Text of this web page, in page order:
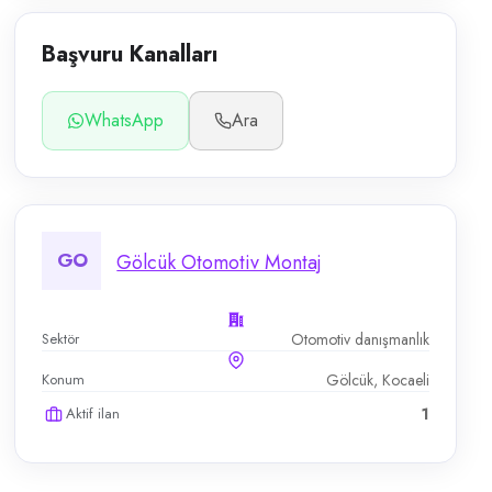
Başvuru Kanalları
WhatsApp Ara
GO Gölcük Otomotiv Montaj
Sektör Otomotiv danışmanlık
Konum Gölcük, Kocaeli
Aktif ilan 1